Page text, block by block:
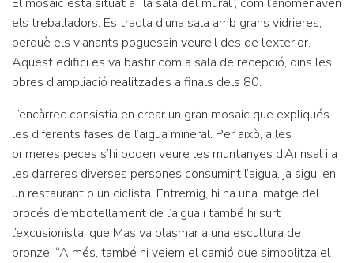
els treballadors. Es tracta d’una sala amb grans vidrieres,
perquè els vianants poguessin veure’l des de l’exterior.
Aquest edifici es va bastir com a sala de recepció, dins les
obres d’ampliació realitzades a finals dels 80.
L’encàrrec consistia en crear un gran mosaic que expliqués
les diferents fases de l’aigua mineral. Per això, a les
primeres peces s’hi poden veure les muntanyes d’Arinsal i a
les darreres diverses persones consumint l’aigua, ja sigui en
un restaurant o un ciclista. Entremig, hi ha una imatge del
procés d’embotellament de l’aigua i també hi surt
l’excusionista, que Mas va plasmar a una escultura de
bronze. “A més, també hi veiem el camió que simbolitza el